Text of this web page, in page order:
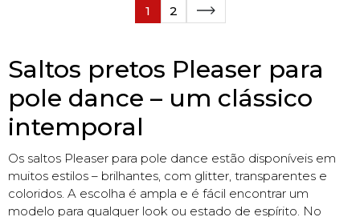
1 2
Saltos pretos Pleaser para
pole dance – um clássico
intemporal
Os saltos Pleaser para pole dance estão disponíveis em
muitos estilos – brilhantes, com glitter, transparentes e
coloridos. A escolha é ampla e é fácil encontrar um
modelo para qualquer look ou estado de espírito. No